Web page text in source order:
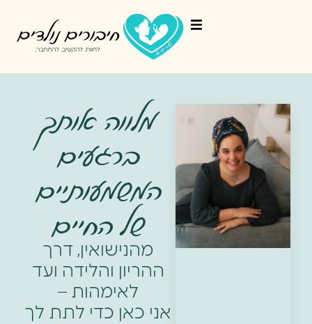
מלווה אותך
ברגעים
המשמעותיים
של החיים
מהנישואין, דרך
ההריון והלידה ועד
לאימהות –
אני כאן כדי לתת לך